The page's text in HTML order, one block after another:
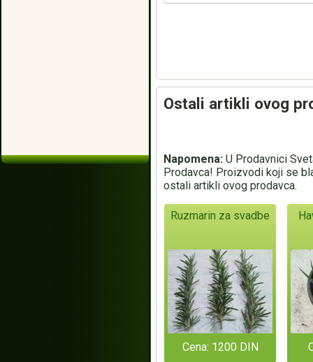
Ostali artikli ovog
Napomena: U Prodavnici
Prodavca! Proizvodi koji se
ostali artikli ovog prodavca.
Ruzmarin za svadbe
Cena: 1200 DIN